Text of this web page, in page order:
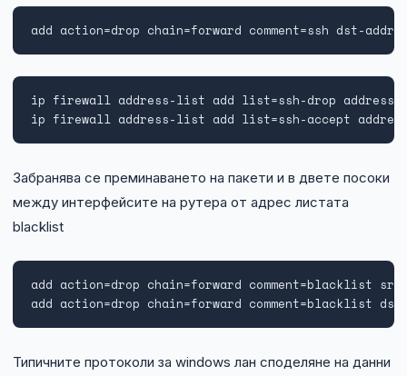
add action=drop chain=forward comment=ssh dst-
ip firewall address-list add list=ssh-drop
ip firewall address-list add list=ssh-accept
Забранява се преминаването на пакети и в двете посоки
между интерфейсите на рутера от адрес листата
blacklist
add action=drop chain=forward comment=blacklist
add action=drop chain=forward comment=blacklist
Типичните протоколи за windows лан споделяне на данни